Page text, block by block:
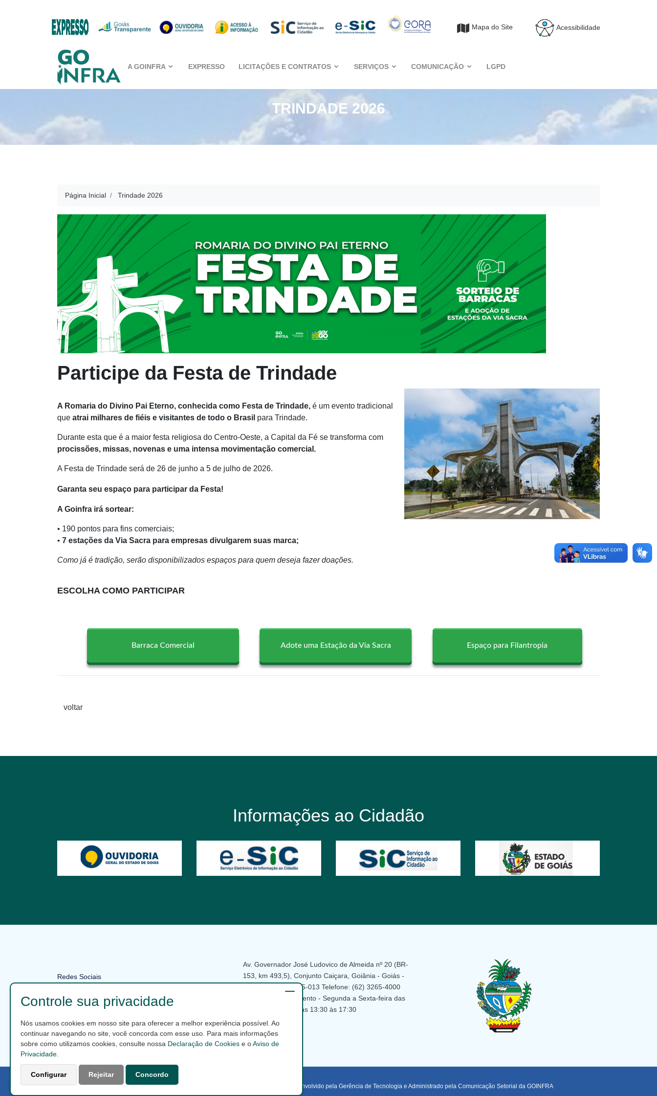
Mapa do Site Acessibilidade
A GOINFRA EXPRESSO LICITAÇÕES E CONTRATOS SERVIÇOS COMUNICAÇÃO LGPD
TRINDADE 2026
Página Inicial Trindade 2026
Participe da Festa de Trindade
A Romaria do Divino Pai Eterno, conhecida como Festa de Trindade, é um evento tradicional
que atrai milhares de fiéis e visitantes de todo o Brasil para Trindade.
Durante esta que é a maior festa religiosa do Centro-Oeste, a Capital da Fé se transforma com
procissões, missas, novenas e uma intensa movimentação comercial.
A Festa de Trindade será de 26 de junho a 5 de julho de 2026.
Garanta seu espaço para participar da Festa!
A Goinfra irá sortear:
• 190 pontos para fins comerciais;
• 7 estações da Via Sacra para empresas divulgarem suas marca;
Como já é tradição, serão disponibilizados espaços para quem deseja fazer doações.
ESCOLHA COMO PARTICIPAR
Barraca Comercial Adote uma Estação da Via Sacra Espaço para Filantropia
voltar
Informações ao Cidadão
Redes Sociais
FALE CONOSCO
Av. Governador José Ludovico de Almeida nº 20 (BR-
153, km 493,5), Conjunto Caiçara, Goiânia - Goiás -
Brasil - CEP: 74.775-013 Telefone: (62) 3265-4000
Horário de atendimento - Segunda a Sexta-feira das
07:30 às 11:30 e das 13:30 às 17:30
© 2026 Todos os direitos reservados Desenvolvido pela Gerência de Tecnologia e Administrado pela Comunicação Setorial da GOINFRA
Controle sua privacidade
Nós usamos cookies em nosso site para oferecer a melhor experiência possível. Ao
continuar navegando no site, você concorda com esse uso. Para mais informações
sobre como utilizamos cookies, consulte nossa Declaração de Cookies e oAviso de
Privacidade
Configurar Rejeitar Concordo